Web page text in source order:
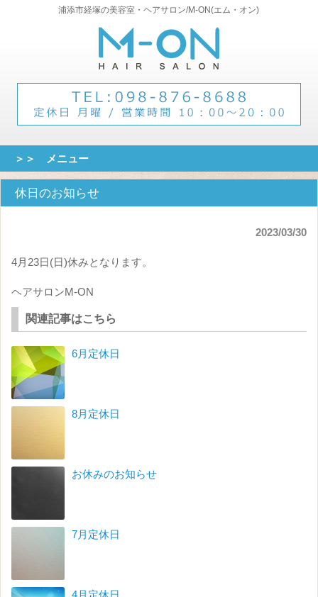
浦添市経塚の美容室・ヘアサロン/M-ON(エム・オン)
＞＞ メニュー
休日のお知らせ
2023/03/30
4月23日(日)休みとなります。
ヘアサロンM-ON
関連記事はこちら
6月定休日
8月定休日
お休みのお知らせ
7月定休日
4月定休日